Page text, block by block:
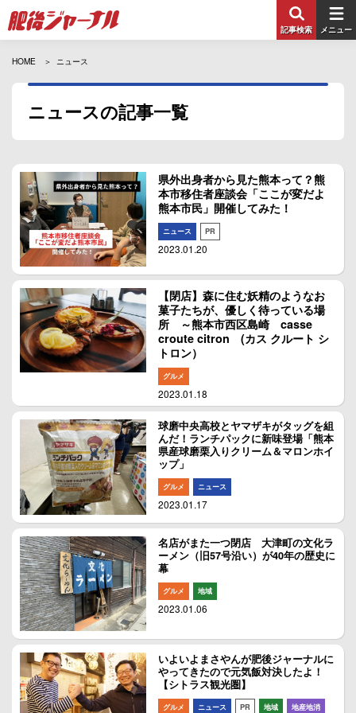
記事検索 メニュー
HOME ニュース
ニュースの記事一覧
県外出身者から見た熊本って？熊
本市移住者座談会「ここが変だよ
熊本市民」開催してみた！
ニュース PR
2023.01.20
【閉店】森に住む妖精のようなお
菓子たちが、優しく待っている場
所 ～熊本市西区島崎 casse
croute citron (カス クルート シ
トロン）
グルメ
2023.01.18
球磨中央高校とヤマザキがタッグを組
んだ！ランチパックに新味登場「熊本
県産球磨栗入りクリーム＆マロンホイ
ップ」
グルメ ニュース
2023.01.17
名店がまた一つ閉店 大津町の文化ラ
ーメン（旧57号沿い）が40年の歴史に
幕
グルメ 地域
2023.01.06
いよいよまさやんが肥後ジャーナルに
やってきたので元気飯対決したよ！
【シトラス観光圏】
グルメ ニュース PR 地域 地産地消